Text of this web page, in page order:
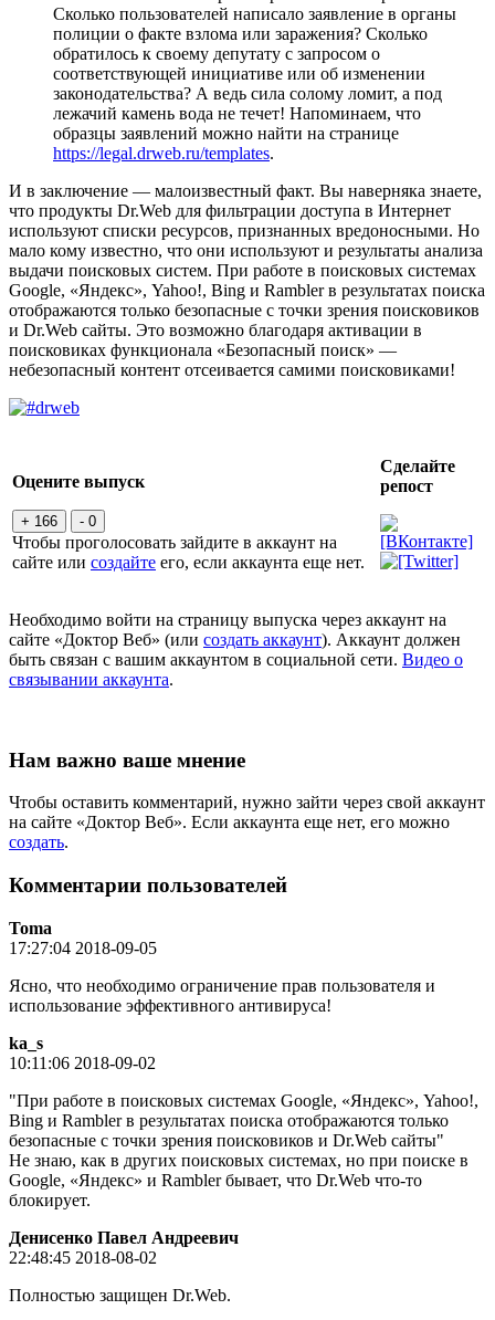
Сколько пользователей написало заявление в органы
полиции о факте взлома или заражения? Сколько
обратилось к своему депутату с запросом о
соответствующей инициативе или об изменении
законодательства? А ведь сила солому ломит, а под
лежачий камень вода не течет! Напоминаем, что
образцы заявлений можно найти на странице
https://legal.drweb.ru/templates.
И в заключение — малоизвестный факт. Вы наверняка знаете,
что продукты Dr.Web для фильтрации доступа в Интернет
используют списки ресурсов, признанных вредоносными. Но
мало кому известно, что они используют и результаты анализа
выдачи поисковых систем. При работе в поисковых системах
Google, «Яндекс», Yahoo!, Bing и Rambler в результатах поиска
отображаются только безопасные с точки зрения поисковиков
и Dr.Web сайты. Это возможно благодаря активации в
поисковиках функционала «Безопасный поиск» —
небезопасный контент отсеивается самими поисковиками!
Оцените выпуск
+ 166 - 0
Чтобы проголосовать зайдите в аккаунт на
сайте или создайте его, если аккаунта еще нет.
Сделайте
репост
Необходимо войти на страницу выпуска через аккаунт на
сайте «Доктор Веб» (или создать аккаунт). Аккаунт должен
быть связан с вашим аккаунтом в социальной сети. Видео о
связывании аккаунта.
Нам важно ваше мнение
Чтобы оставить комментарий, нужно зайти через свой аккаунт
на сайте «Доктор Веб». Если аккаунта еще нет, его можно
создать.
Комментарии пользователей
Toma
17:27:04 2018-09-05
Ясно, что необходимо ограничение прав пользователя и
использование эффективного антивируса!
ka_s
10:11:06 2018-09-02
"При работе в поисковых системах Google, «Яндекс», Yahoo!,
Bing и Rambler в результатах поиска отображаются только
безопасные с точки зрения поисковиков и Dr.Web сайты"
Не знаю, как в других поисковых системах, но при поиске в
Google, «Яндекс» и Rambler бывает, что Dr.Web что-то
блокирует.
Денисенко Павел Андреевич
22:48:45 2018-08-02
Полностью защищен Dr.Web.